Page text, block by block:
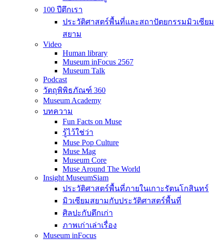
100 ปีตึกเรา
ประวัติศาสตร์พื้นที่และสถาปัตยกรรมมิวเซียม
สยาม
Video
Human library
Museum inFocus 2567
Museum Talk
Podcast
วัตถุพิพิธภัณฑ์ 360
Museum Academy
บทความ
Fun Facts on Muse
รู้ไว้ใช่ว่า
Muse Pop Culture
Muse Mag
Museum Core
Muse Around The World
Insight MuseumSiam
ประวัติศาสตร์พื้นที่ภายในเกาะรัตนโกสินทร์
มิวเซียมสยามกับประวัติศาสตร์พื้นที่
ศิลปะกับตึกเก่า
ภาพเก่าเล่าเรื่อง
Museum inFocus